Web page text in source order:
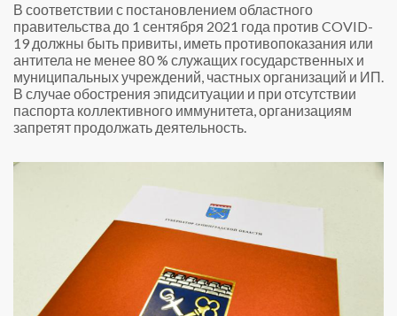
В соответствии с постановлением областного
правительства до 1 сентября 2021 года против COVID-
19 должны быть привиты, иметь противопоказания или
антитела не менее 80 % служащих государственных и
муниципальных учреждений, частных организаций и ИП.
В случае обострения эпидситуации и при отсутствии
паспорта коллективного иммунитета, организациям
запретят продолжать деятельность.